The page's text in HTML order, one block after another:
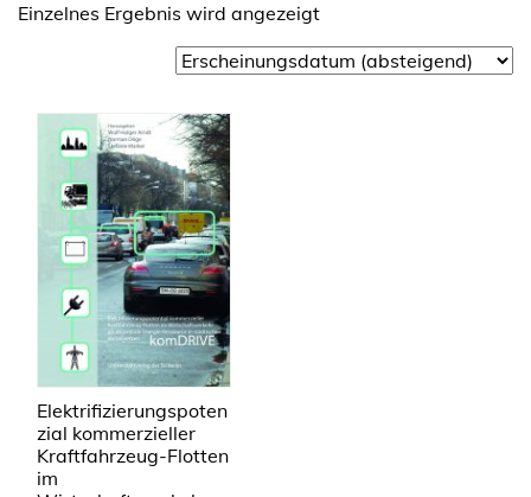
Einzelnes Ergebnis wird angezeigt
Elektrifizierungspoten
zial kommerzieller
Kraftfahrzeug-Flotten
im